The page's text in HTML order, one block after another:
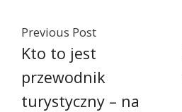
Previous Post
Kto to jest
przewodnik
turystyczny – na